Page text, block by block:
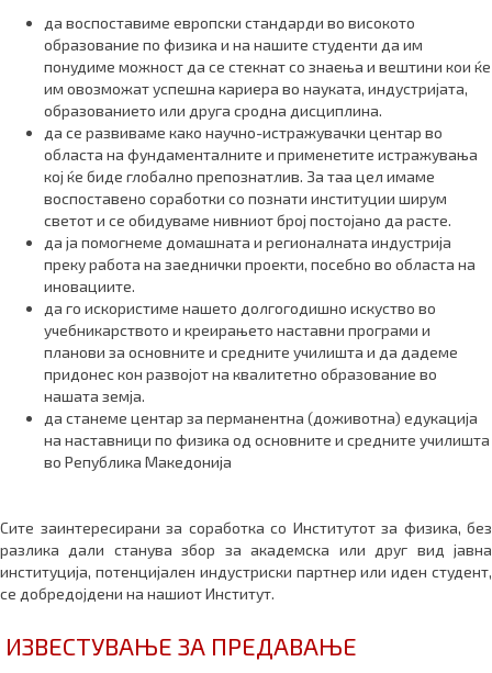
да воспоставиме европски стандарди во високото
образование по физика и на нашите студенти да им
понудиме можност да се стекнат со знаења и вештини кои ќе
им овозможат успешна кариера во науката, индустријата,
образованието или друга сродна дисциплина.
да се развиваме како научно-истражувачки центар во
областа на фундаменталните и применетите истражувања
кој ќе биде глобално препознатлив. За таа цел имаме
воспоставено соработки со познати институции ширум
светот и се обидуваме нивниот број постојано да расте.
да ја помогнеме домашната и регионалната индустрија
преку работа на заеднички проекти, посебно во областа на
иновациите.
да го искористиме нашето долгогодишно искуство во
учебникарството и креирањето наставни програми и
планови за основните и средните училишта и да дадеме
придонес кон развојот на квалитетно образование во
нашата земја.
да станеме центар за перманентна (доживотна) едукација
на наставници по физика од основните и средните училишта
во Република Македонија
Сите заинтересирани за соработка со Институтот за физика, без
разлика дали станува збор за академска или друг вид јавна
институција, потенцијален индустриски партнер или иден студент,
се добредојдени на нашиот Институт.
ИЗВЕСТУВАЊЕ ЗА ПРЕДАВАЊЕ